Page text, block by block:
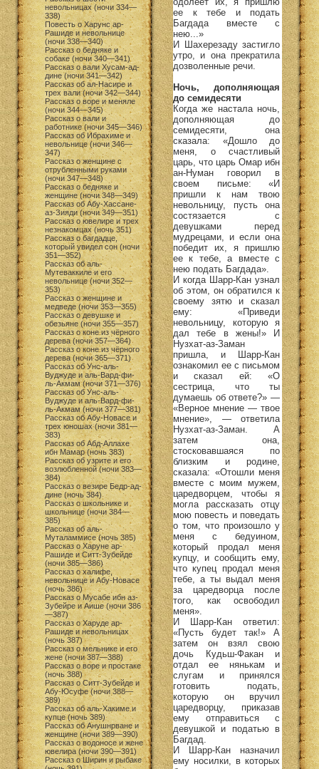
невольницах (ночи 334—
338)
Повесть о Харунс ар-
Рашиде и невольнице
(ночи 338—340)
Рассказ о бедняке и
собаке (ночи 340—341)
Рассказ о вали Хусам-ад-
дине (ночи 341—342)
Рассказ об ал-Насире и
трех вали (ночи 342—344)
Рассказ о воре и меняле
(ночи 344—345)
Рассказ о вали и
работнике (ночи 345—346)
Рассказ об Ибрахиме и
невольнице (ночи 346—
347)
Рассказ о женщине с
отрубленными руками
(ночи 347—348)
Рассказ о бедняке и
женщине (ночи 348—349)
Рассказ об Абу-Хассане-
аз-Зияди (ночи 349—351)
Рассказ о ювелире и трех
незнакомцах (ночь 351)
Рассказ о багдадце,
который увидел сон (ночи
351—352)
Рассказ об аль-
Мутеваккиле и его
невольнице (ночи 352—
353)
Рассказ о женщине и
медведе (ночи 353—355)
Рассказ о девушке и
обезьяне (ночи 355—357)
Рассказ о коне из чёрного
дерева (ночи 357—364)
Рассказ о коне из чёрного
дерева (ночи 365—371)
Рассказ об Унс-аль-
Вуджуде и аль-Вард-фи-
ль-Акмам (ночи 371—376)
Рассказ об Унс-аль-
Вуджуде и аль-Вард-фи-
ль-Акмам (ночи 377—381)
Рассказ об Абу-Новасе и
трех юношах (ночи 381—
383)
Рассказ об Абд-Аллахе
ибн Мамар (ночь 383)
Рассказ об узрите и его
возлюбленной (ночи 383—
384)
Рассказ о везире Бедр-ад-
дине (ночь 384)
Рассказ о школьнике и
школьнице (ночи 384—
385)
Рассказ об аль-
Муталаммисе (ночь 385)
Рассказ о Харуне ар-
Рашиде и Ситт-Зубейде
(ночи 385—386)
Рассказ о халифе,
невольнице и Абу-Новасе
(ночь 386)
Рассказ о Мусабе ибн аз-
Зубейре и Аише (ночи 386
—387)
Рассказ о Харуде ар-
Рашиде и невольницах
(ночь 387)
Рассказ о мельнике и его
жене (ночи 387—388)
Рассказ о воре и простаке
(ночь 388)
Рассказ о Ситт-Зубейде и
Абу-Юсуфе (ночи 388—
389)
Рассказ об аль-Хакиме и
купце (ночь 389)
Рассказ об Анушнрване и
женщине (ночи 389—390)
Рассказ о водоносе и жене
ювелира (ночи 390—391)
Рассказ о Ширин и рыбаке
ее к тебе и подать
Багдада вместе с
нею...»
И Шахерезаду застигло
утро, и она прекратила
дозволенные речи.
Ночь, дополняющая
до семидесяти
Когда же настала ночь,
дополняющая до
семидесяти, она
сказала: «Дошло до
меня, о счастливый
царь, что царь Омар ибн
ан-Нуман говорил в
своем письме: «И
пришли к нам твою
невольницу, пусть она
состязается с
девушками перед
мудрецами, и если она
победит их, я пришлю
ее к тебе, а вместе с
нею подать Багдада».
И когда Шарр-Кан узнал
об этом, он обратился к
своему зятю и сказал
ему: «Приведи
невольницу, которую я
дал тебе в жены!» И
Нузхат-аз-Заман
пришла, и Шарр-Кан
ознакомил ее с письмом
и сказал ей: «О
сестрица, что ты
думаешь об ответе?» —
«Верное мнение — твое
мнение», — ответила
Нузхат-аз-Заман. А
затем она,
стосковавшаяся по
близким и родине,
сказала: «Отошли меня
вместе с моим мужем,
царедворцем, чтобы я
могла рассказать отцу
мою повесть и поведать
о том, что произошло у
меня с бедуином,
который продал меня
купцу, и сообщить ему,
что купец продал меня
тебе, а ты выдал меня
за царедворца после
того, как освободил
меня».
И Шарр-Кан ответил:
«Пусть будет так!» А
затем он взял свою
дочь Кудьш-Факан и
отдал ее нянькам и
слугам и принялся
готовить подать,
которую он вручил
царедворцу, приказав
ему отправиться с
девушкой и податью в
Багдад.
И Шарр-Кан назначил
ему носилки, в которых